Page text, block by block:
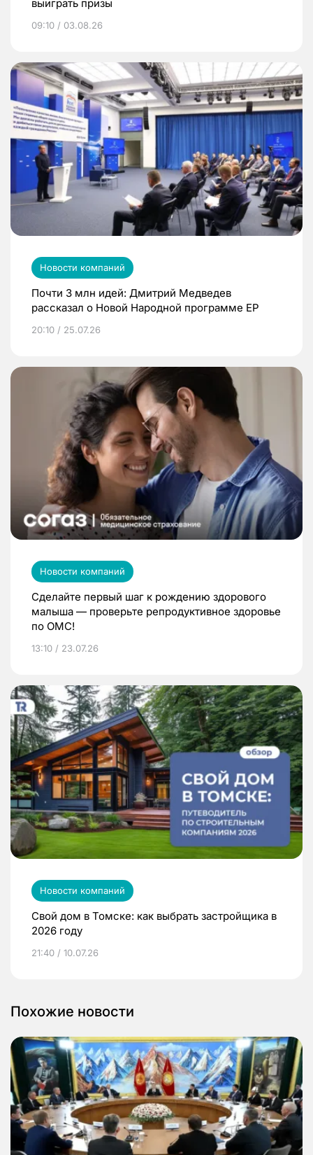
выиграть призы
09:10 / 03.08.26
Новости компаний
Почти 3 млн идей: Дмитрий Медведев
рассказал о Новой Народной программе ЕР
20:10 / 25.07.26
Новости компаний
Сделайте первый шаг к рождению здорового
малыша — проверьте репродуктивное здоровье
по ОМС!
13:10 / 23.07.26
Новости компаний
Свой дом в Томске: как выбрать застройщика в
2026 году
21:40 / 10.07.26
Похожие новости